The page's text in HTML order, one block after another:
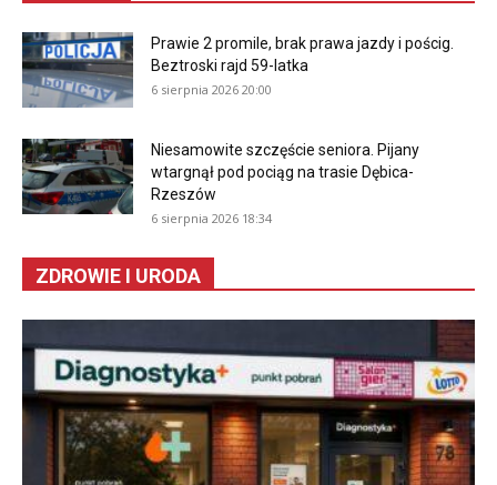
Prawie 2 promile, brak prawa jazdy i pościg.
Beztroski rajd 59-latka
6 sierpnia 2026 20:00
Niesamowite szczęście seniora. Pijany
wtargnął pod pociąg na trasie Dębica-
Rzeszów
6 sierpnia 2026 18:34
ZDROWIE I URODA